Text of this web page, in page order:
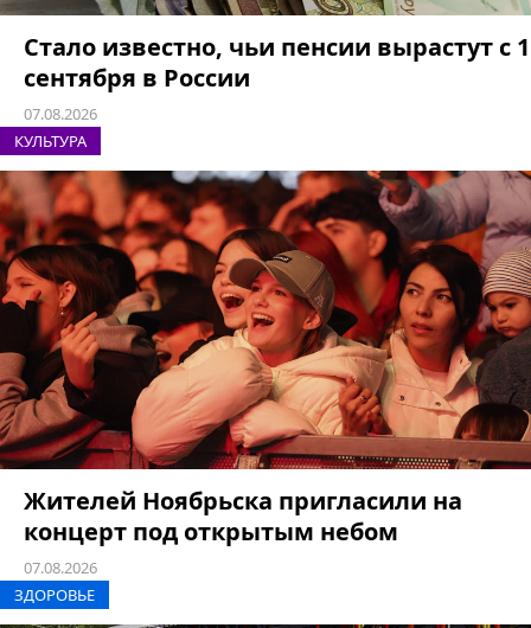
Стало известно, чьи пенсии вырастут с 1
сентября в России
07.08.2026
КУЛЬТУРА
Жителей Ноябрьска пригласили на
концерт под открытым небом
07.08.2026
ЗДОРОВЬЕ